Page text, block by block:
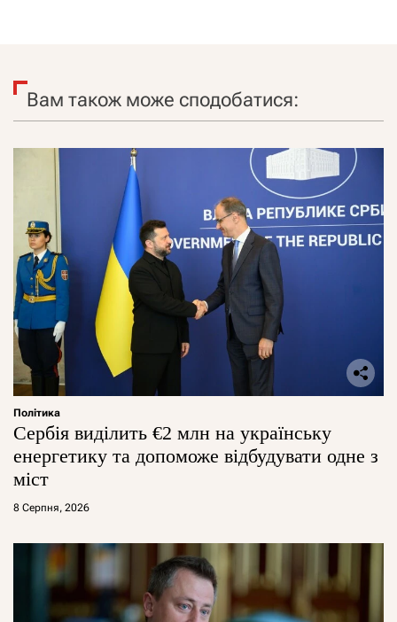
Вам також може сподобатися:
Політика
Сербія виділить €2 млн на українську
енергетику та допоможе відбудувати одне з
міст
8 Серпня, 2026